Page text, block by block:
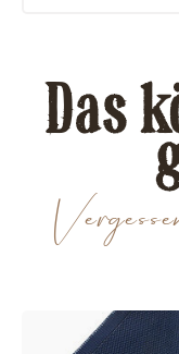
Das